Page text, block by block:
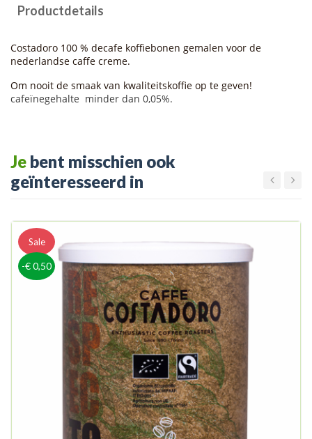
Productdetails
Costadoro 100 % decafe koffiebonen gemalen voor de
nederlandse caffe creme.
Om nooit de smaak van kwaliteitskoffie op te geven!
cafeïnegehalte minder dan 0,05%.
Je bent misschien ook
geïnteresseerd in
Sale
-€ 0,50